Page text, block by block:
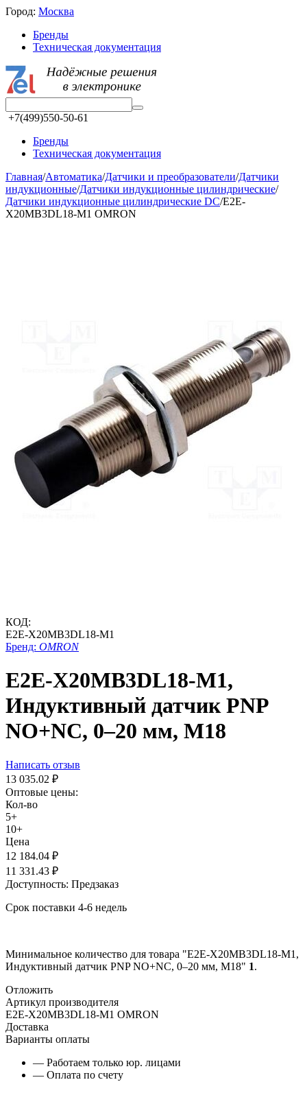
Город: Москва
Бренды
Техническая документация
+7(499)550-50-61
Бренды
Техническая документация
Главная/Автоматика/Датчики и преобразователи/Датчики
индукционные/Датчики индукционные цилиндрические/
Датчики индукционные цилиндрические DC/E2E-
X20MB3DL18-M1 OMRON
КОД:
E2E-X20MB3DL18-M1
Бренд: OMRON
E2E-X20MB3DL18-M1,
Индуктивный датчик PNP
NO+NC, 0–20 мм, M18
Написать отзыв
13 035.02 ₽
Оптовые цены:
Кол-во
5+
10+
Цена
12 184.04 ₽
11 331.43 ₽
Доступность: Предзаказ
Срок поставки 4-6 недель
Минимальное количество для товара "E2E-X20MB3DL18-M1,
Индуктивный датчик PNP NO+NC, 0–20 мм, M18" 1.
Отложить
Артикул производителя
E2E-X20MB3DL18-M1 OMRON
Доставка
Варианты оплаты
— Работаем только юр. лицами
— Оплата по счету